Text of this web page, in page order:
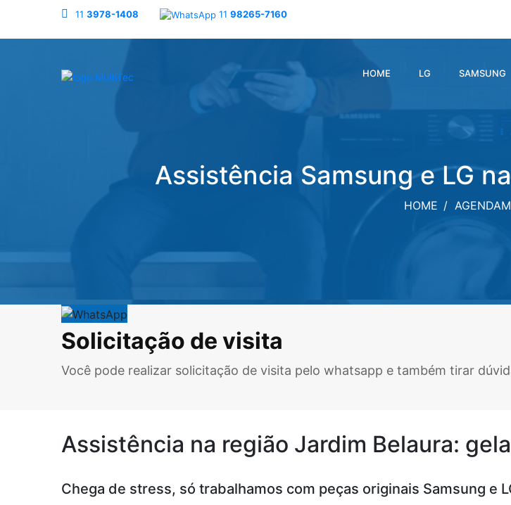
11 3978-1408 11 98265-7160
HOME LG SAMSUNG
Assistência Samsung e LG
HOME
Solicitação de visita
Você pode realizar solicitação de visita pelo whatsapp e também tirar
Assistência na região Jardim Belaura:
Chega de stress, só trabalhamos com peças originais Samsung e